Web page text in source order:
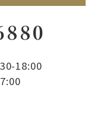
18:00